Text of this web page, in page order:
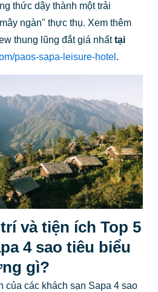
thức dậy thành một trải
ngàn" thực thụ. Xem thêm
thung lũng đắt giá nhấttại
paos-sapa-leisure-hotel .
và tiện ích Top 5
4 sao tiêu biểu
gì?
của các khách sạn Sapa 4 sao